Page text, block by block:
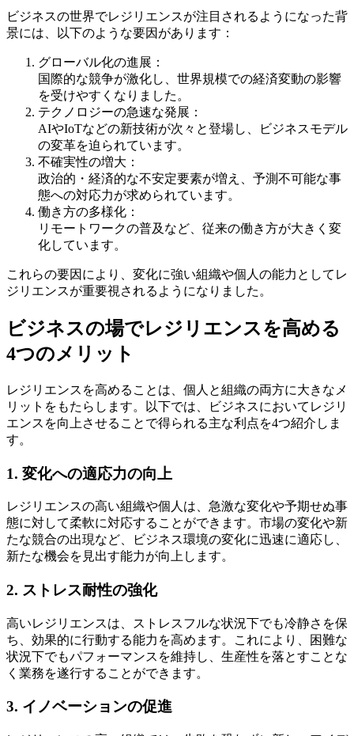
ビジネスの世界でレジリエンスが注目されるようになった背
景には、以下のような要因があります：
グローバル化の進展：
国際的な競争が激化し、世界規模での経済変動の影響
を受けやすくなりました。
テクノロジーの急速な発展：
AIやIoTなどの新技術が次々と登場し、ビジネスモデル
の変革を迫られています。
不確実性の増大：
政治的・経済的な不安定要素が増え、予測不可能な事
態への対応力が求められています。
働き方の多様化：
リモートワークの普及など、従来の働き方が大きく変
化しています。
これらの要因により、変化に強い組織や個人の能力としてレ
ジリエンスが重要視されるようになりました。
ビジネスの場でレジリエンスを高める
4つのメリット
レジリエンスを高めることは、個人と組織の両方に大きなメ
リットをもたらします。以下では、ビジネスにおいてレジリ
エンスを向上させることで得られる主な利点を4つ紹介しま
す。
1. 変化への適応力の向上
レジリエンスの高い組織や個人は、急激な変化や予期せぬ事
態に対して柔軟に対応することができます。市場の変化や新
たな競合の出現など、ビジネス環境の変化に迅速に適応し、
新たな機会を見出す能力が向上します。
2. ストレス耐性の強化
高いレジリエンスは、ストレスフルな状況下でも冷静さを保
ち、効果的に行動する能力を高めます。これにより、困難な
状況下でもパフォーマンスを維持し、生産性を落とすことな
く業務を遂行することができます。
3. イノベーションの促進